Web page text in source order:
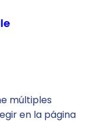
múltiples
en la página